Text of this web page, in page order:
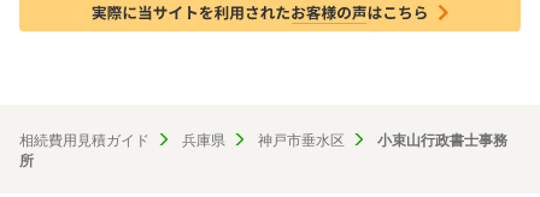
相続費用見積ガイド 兵庫県 神戸市垂水区
小束山行政書士事務
所